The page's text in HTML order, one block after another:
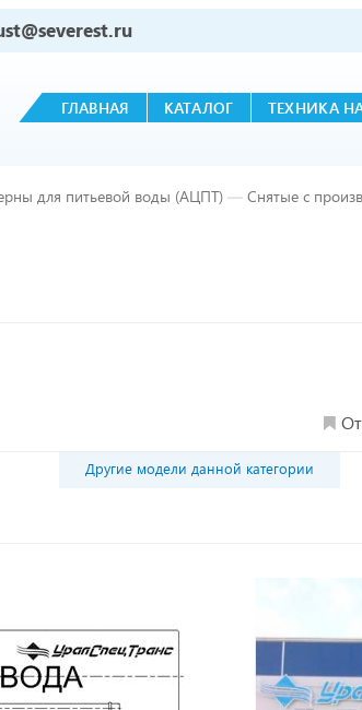
ГЛАВНАЯ КАТАЛОГ ТЕХНИКА
для питьевой воды (АЦПТ) — Снятые с
Другие модели данной категории